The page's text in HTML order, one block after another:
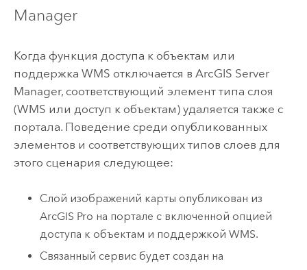
Manager
Когда функция доступа к объектам или
поддержка WMS отключается в ArcGIS Server
Manager, соответствующий элемент типа слоя
(WMS или доступ к объектам) удаляется также с
портала. Поведение среди опубликованных
элементов и соответствующих типов слоев для
этого сценария следующее:
Слой изображений карты опубликован из
ArcGIS Pro на портале с включенной опцией
доступа к объектам и поддержкой WMS.
Связанный сервис будет создан на